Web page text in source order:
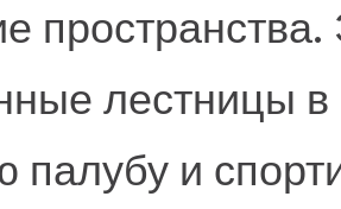
лестницы
палубу и